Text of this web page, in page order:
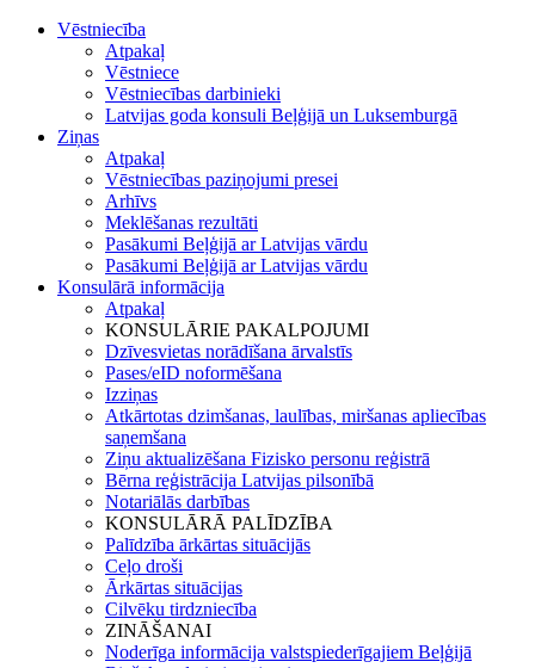
Vēstniecība
Atpakaļ
Vēstniece
Vēstniecības darbinieki
Latvijas goda konsuli Beļģijā un Luksemburgā
Ziņas
Atpakaļ
Vēstniecības paziņojumi presei
Arhīvs
Meklēšanas rezultāti
Pasākumi Beļģijā ar Latvijas vārdu
Pasākumi Beļģijā ar Latvijas vārdu
Konsulārā informācija
Atpakaļ
KONSULĀRIE PAKALPOJUMI
Dzīvesvietas norādīšana ārvalstīs
Pases/eID noformēšana
Izziņas
Atkārtotas dzimšanas, laulības, miršanas apliecības
saņemšana
Ziņu aktualizēšana Fizisko personu reģistrā
Bērna reģistrācija Latvijas pilsonībā
Notariālās darbības
KONSULĀRĀ PALĪDZĪBA
Palīdzība ārkārtas situācijās
Ceļo droši
Ārkārtas situācijas
Cilvēku tirdzniecība
ZINĀŠANAI
Noderīga informācija valstspiederīgajiem Beļģijā